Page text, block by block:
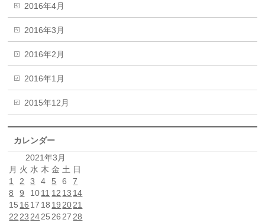
2016年4月
2016年3月
2016年2月
2016年1月
2015年12月
カレンダー
2021年3月
月 火 水 木 金 土 日
1
2 3 4 5 6
7
8
9 1011 12 13 14
15 16 17 18 19 2021
22 23 2425 26 27 28